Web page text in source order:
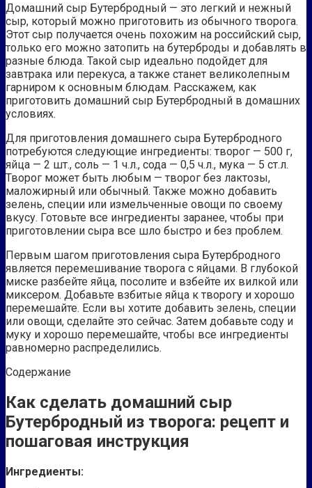
Домашний сыр Бутербродный — это легкий и нежный
сыр, который можно приготовить из обычного творога.
Этот сыр получается очень похожим на российский сыр,
только его можно затопить на бутерброды и добавлять в
разные блюда. Такой сыр идеально подойдет для
завтрака или перекуса, а также станет великолепным
гарниром к основным блюдам. Расскажем, как
приготовить домашний сыр Бутербродный в домашних
условиях.
Для приготовления домашнего сыра Бутербродного
потребуются следующие ингредиенты: творог — 500 г,
яйца — 2 шт., соль — 1 ч.л., сода — 0,5 ч.л., мука — 5 ст.л.
Творог может быть любым — творог без лактозы,
маложирный или обычный. Также можно добавить
зелень, специи или измельченные овощи по своему
вкусу. Готовьте все ингредиенты заранее, чтобы при
приготовлении сыра все шло быстро и без проблем.
Первым шагом приготовления сыра Бутербродного
является перемешивание творога с яйцами. В глубокой
миске разбейте яйца, посолите и взбейте их вилкой или
миксером. Добавьте взбитые яйца к творогу и хорошо
перемешайте. Если вы хотите добавить зелень, специи
или овощи, сделайте это сейчас. Затем добавьте соду и
муку и хорошо перемешайте, чтобы все ингредиенты
равномерно распределились.
Содержание
Как сделать домашний сыр
Бутербродный из творога: рецепт и
пошаговая инструкция
Ингредиенты: